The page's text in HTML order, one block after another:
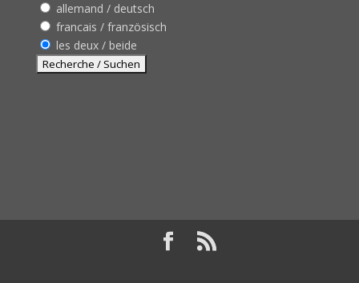
allemand / deutsch
francais / französisch
les deux / beide